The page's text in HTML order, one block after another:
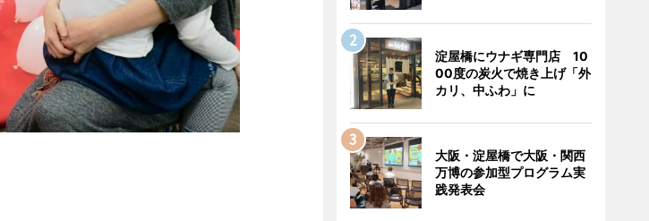
淀屋橋にウナギ専門店 10
00度の炭火で焼き上げ「外
カリ、中ふわ」に
大阪・淀屋橋で大阪・関西
万博の参加型プログラム実
践発表会